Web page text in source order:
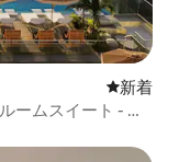
新しい宿
新着
ームスイート - ジ